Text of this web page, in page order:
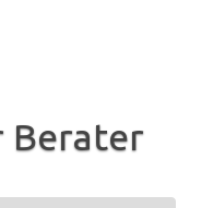
Berater